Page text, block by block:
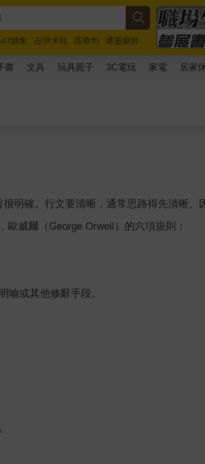
續集 吉伊卡哇 高希均
通靈藥師
動員5 超慢跑
書 文具 玩具親子 3C電玩 家電 居家
很明確。行文要清晰，通常思路得先清晰
威爾（George Orwell）的六項規則：
或其他修辭手段。